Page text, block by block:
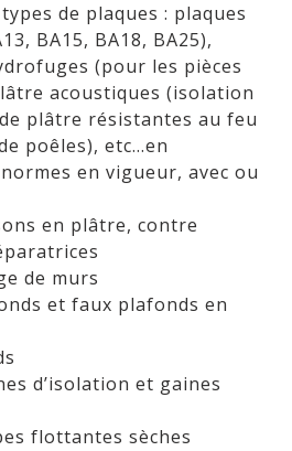
de plaques : plaques
BA15, BA18, BA25),
(pour les pièces
acoustiques (isolation
plâtre résistantes au feu
poêles), etc…en
en vigueur, avec ou
en plâtre, contre
de murs
et faux plafonds en
d’isolation et gaines
flottantes sèches